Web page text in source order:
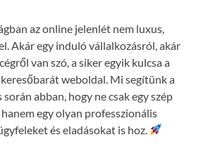
az online jelenlét nem luxus,
Akár egy induló vállalkozásról, akár
van szó, a siker egyik kulcsa a
weboldal. Mi segítünk a
abban, hogy ne csak egy szép
egy olyan professzionális
és eladásokat is hoz.